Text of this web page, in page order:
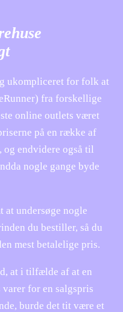
ukompliceret for folk at
fra forskellige
online outlets været
på en række af
og endvidere også til
nogle gange byde
undersøge nogle
du bestiller, så du
mest betalelige pris.
at i tilfælde af at en
for en salgspris
burde det tit være et